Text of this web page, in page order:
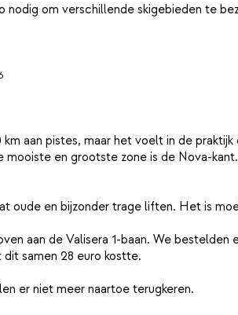
nodig om verschillende skigebieden te
aan pistes, maar het voelt in de
en grootste zone is de Nova-
oude en bijzonder trage liften. Het is
aan de Valisera 1-baan. We
samen 28 euro kostte.